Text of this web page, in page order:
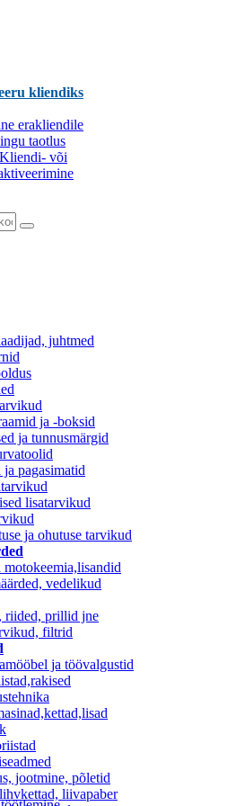
kliendiks
erakliendile
taotlus
või
juhtmed
ja -boksid
ja tunnusmärgid
ja pagasimatid
lisatarvikud
ja ohutuse tarvikud
vedelikud
prillid jne
filtrid
ja töövalgustid
jootmine, põletid
liivapaber